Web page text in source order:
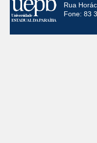
Rua
Fone: 83